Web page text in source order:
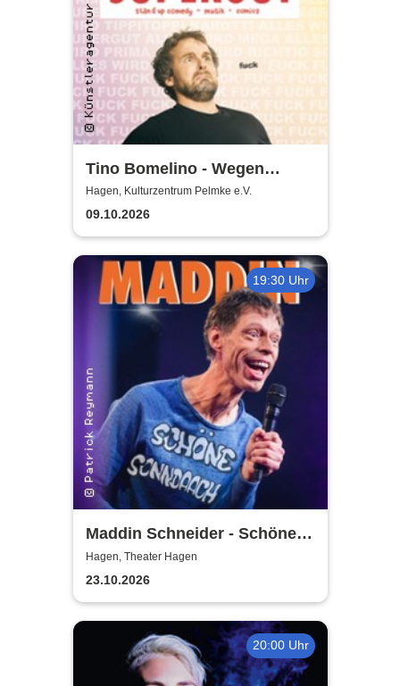
Tino Bomelino - Wegen
Apokalypse vorverlegt
Hagen, Kulturzentrum Pelmke e.V.
09.10.2026
19:30 Uhr
Maddin Schneider - Schöne
Sonndaach
Hagen, Theater Hagen
23.10.2026
20:00 Uhr